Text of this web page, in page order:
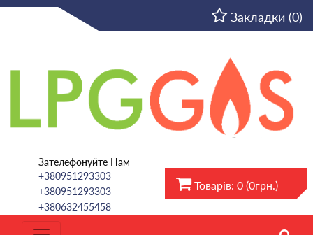
Закладки (0)
Зателефонуйте Нам
+380951293303
+380951293303
+380632455458
Товарів: 0 (0грн.)